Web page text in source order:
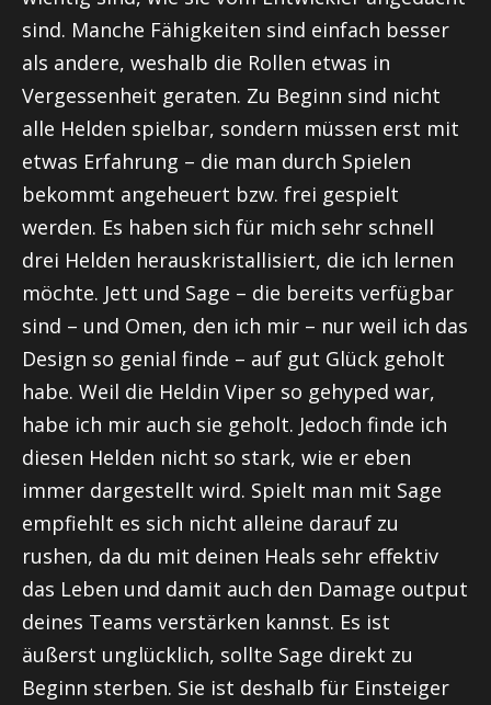
sind. Manche Fähigkeiten sind einfach besser
als andere, weshalb die Rollen etwas in
Vergessenheit geraten. Zu Beginn sind nicht
alle Helden spielbar, sondern müssen erst mit
etwas Erfahrung – die man durch Spielen
bekommt angeheuert bzw. frei gespielt
werden. Es haben sich für mich sehr schnell
drei Helden herauskristallisiert, die ich lernen
möchte. Jett und Sage – die bereits verfügbar
sind – und Omen, den ich mir – nur weil ich das
Design so genial finde – auf gut Glück geholt
habe. Weil die Heldin Viper so gehyped war,
habe ich mir auch sie geholt. Jedoch finde ich
diesen Helden nicht so stark, wie er eben
immer dargestellt wird. Spielt man mit Sage
empfiehlt es sich nicht alleine darauf zu
rushen, da du mit deinen Heals sehr effektiv
das Leben und damit auch den Damage output
deines Teams verstärken kannst. Es ist
äußerst unglücklich, sollte Sage direkt zu
Beginn sterben. Sie ist deshalb für Einsteiger